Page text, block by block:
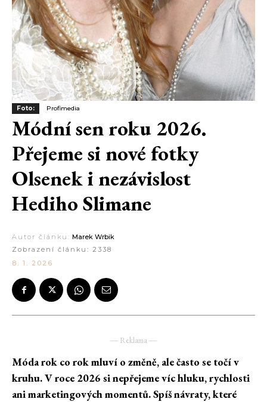
Foto: Profimedia
Módní sen roku 2026.
Přejeme si nové fotky
Olsenek i nezávislost
Hediho Slimane
Autor článku: Marek Wrbik
Zobrazení článku: 2338
8. 1. 2026
― Reklama ―
Móda rok co rok mluví o změně, ale často se točí v
kruhu. V roce 2026 si nepřejeme víc hluku, rychlosti
ani marketingových momentů. Spíš návraty, které